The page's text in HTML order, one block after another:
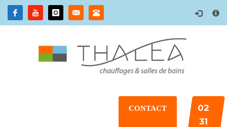
×
CONTACT
02
31